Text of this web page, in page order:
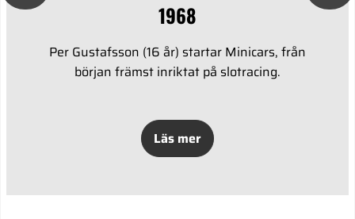
1968
Per Gustafsson (16 år) startar Minicars, från
början främst inriktat på slotracing.
Läs mer